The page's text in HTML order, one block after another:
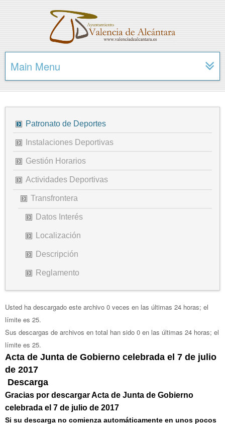
Main Menu
Patronato de Deportes
Instalaciones Deportivas
Gestión Horarios
Actividades Deportivas
Transfrontera
Datos Interés
Localización
Descripción
Reglamento
Usted ha descargado este archivo 0 veces en las últimas 24 horas; el
límite es 25.
Sus descargas de archivos en total han sido 0 en las últimas 24 horas; el
límite es 25.
Acta de Junta de Gobierno celebrada el 7 de julio
de 2017
Descarga
Gracias por descargar Acta de Junta de Gobierno
celebrada el 7 de julio de 2017
Si su descarga no comienza automáticamente en unos pocos